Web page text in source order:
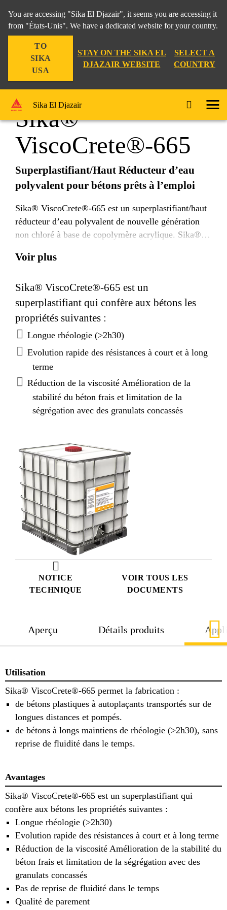
You are accessing "Sika El Djazair", it seems you are accessing it
from "États-Unis". We have a dedicated website for your country.
TO
SIKA
USA
STAY ON THE SIKA EL
DJAZAIR WEBSITE
SELECT A
COUNTRY
Sika El Djazair
Construction ... Sika® ViscoCrete®-665
NOTICE
TECHNIQUE
VOIR TOUS LES
DOCUMENTS
Sika®
ViscoCrete®-665
Superplastifiant/Haut Réducteur d’eau
polyvalent pour bétons prêts à l’emploi
Sika® ViscoCrete®-665 est un superplastifiant/haut
réducteur d’eau polyvalent de nouvelle génération
non chloré à base de copolymère acrylique. Sika®
ciments même avec un taux C3A faible.
Voir plus
Sika® ViscoCrete®-665 est un
superplastifiant qui confère aux bétons les
propriétés suivantes :
Longue rhéologie (>2h30)
Evolution rapide des résistances à court et à long
terme
Réduction de la viscosité Amélioration de la
stabilité du béton frais et limitation de la
ségrégation avec des granulats concassés
Aperçu Détails produits
Utilisation
Sika® ViscoCrete®-665 permet la fabrication :
de bétons plastiques à autoplaçants transportés sur de
longues distances et pompés.
de bétons à longs maintiens de rhéologie (>2h30), sans
reprise de fluidité dans le temps.
Avantages
Sika® ViscoCrete®-665 est un superplastifiant qui
confère aux bétons les propriétés suivantes :
Longue rhéologie (>2h30)
Evolution rapide des résistances à court et à long terme
Réduction de la viscosité Amélioration de la stabilité du
béton frais et limitation de la ségrégation avec des
granulats concassés
Pas de reprise de fluidité dans le temps
Qualité de parement